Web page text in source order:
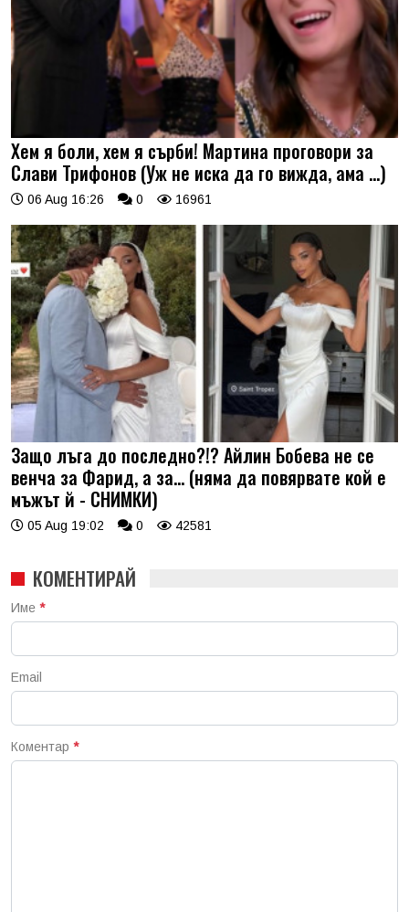
Хем я боли, хем я сърби! Мартина проговори за
Слави Трифонов (Уж не иска да го вижда, ама …)
06 Aug 16:26 0 16961
Защо лъга до последно?!? Айлин Бобева не се
венча за Фарид, а за... (няма да повярвате кой е
мъжът й - СНИМКИ)
05 Aug 19:02 0 42581
КОМЕНТИРАЙ
Име *
Email
Коментар *